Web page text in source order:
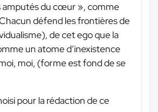
amputés du cœur », comme
défend les frontières de
de cet ego que la
un atome d’inexistence
moi, (forme est fond de se
pour la rédaction de ce